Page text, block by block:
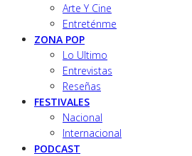
Arte Y Cine
Entreténme
ZONA POP
Lo Ultimo
Entrevistas
Reseñas
FESTIVALES
Nacional
Internacional
PODCAST